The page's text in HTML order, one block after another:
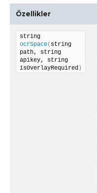
Özellikler
ocrSpace( string
path, string
apikey, string
isOverlayRequired)